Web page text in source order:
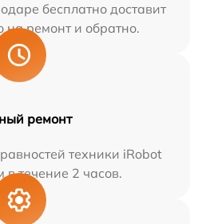
бесплатно доставит
на ремонт и обратно.
ремонт
техники iRobot
в течение 2 часов.